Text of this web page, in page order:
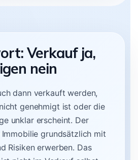
Verkauf ja,
nein
dann verkauft werden,
genehmigt ist oder die
unklar erscheint. Der
Immobilie grundsätzlich mit
Risiken erwerben. Das